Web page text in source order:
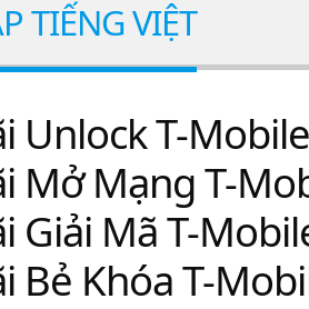
TIẾNG VIỆT
Unlock T-
Mở Mạng T-
Giải Mã T-
Bẻ Khóa T-